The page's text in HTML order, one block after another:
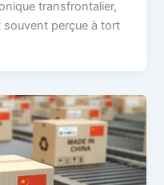
transfrontalier,
perçue à tort